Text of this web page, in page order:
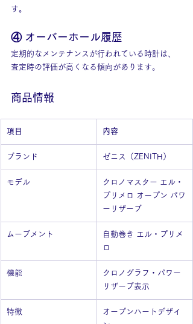
す。
④ オーバーホール履歴
定期的なメンテナンスが行われている時計は、
査定時の評価が高くなる傾向があります。
商品情報
項目 内容
ブランド ゼニス（ZENITH）
モデル
クロノマスター エル・
プリメロ オープン パワ
ーリザーブ
ムーブメント
自動巻き エル・プリメ
ロ
機能
クロノグラフ・パワー
リザーブ表示
特徴
オープンハートデザイ